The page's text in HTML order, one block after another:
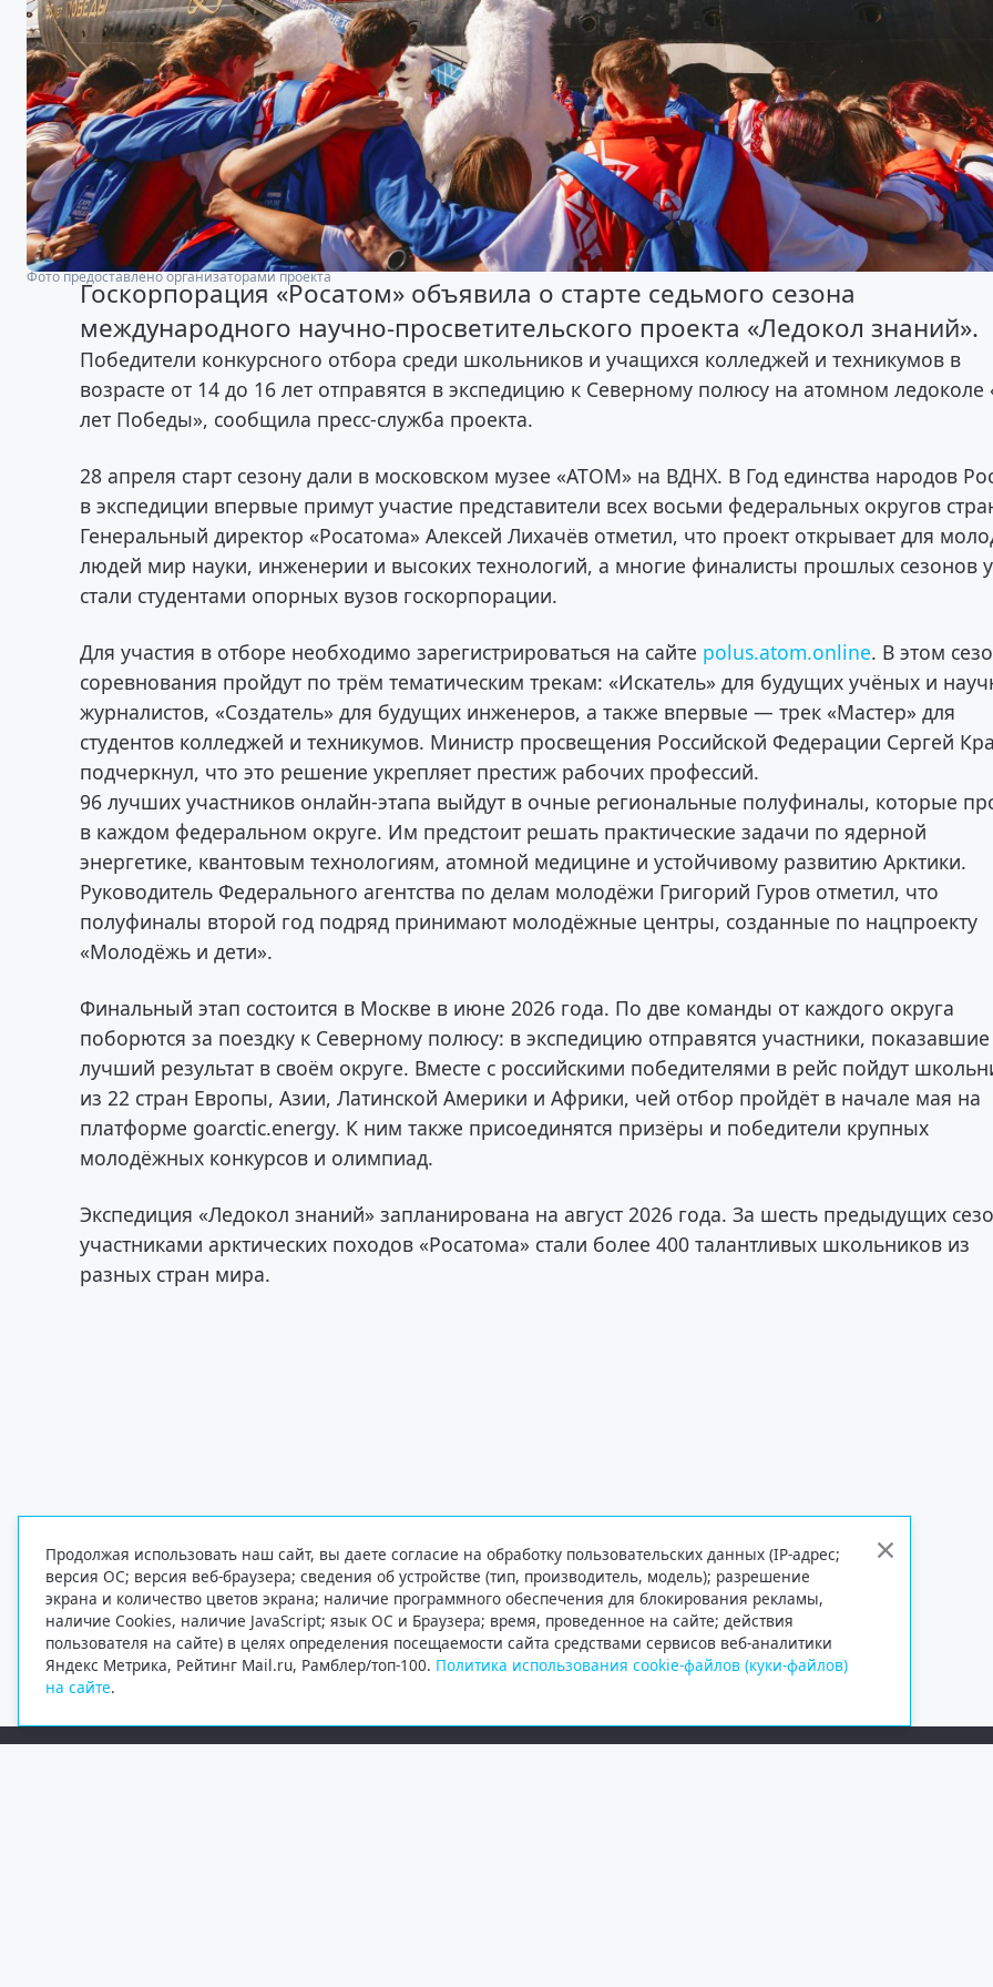
Фото предоставлено организаторами проекта
Госкорпорация «Росатом» объявила о старте седьмого сезона
международного научно-просветительского проекта «Ледокол знаний».
Победители конкурсного отбора среди школьников и учащихся колледжей и техникумов в
возрасте от 14 до 16 лет отправятся в экспедицию к Северному полюсу на атомном ледоколе
лет Победы», сообщила пресс-служба проекта.
28 апреля старт сезону дали в московском музее «АТОМ» на ВДНХ. В Год единства народов
в экспедиции впервые примут участие представители всех восьми федеральных округов
Генеральный директор «Росатома» Алексей Лихачёв отметил, что проект открывает для
людей мир науки, инженерии и высоких технологий, а многие финалисты прошлых сезонов
стали студентами опорных вузов госкорпорации.
Для участия в отборе необходимо зарегистрироваться на сайте polus.atom.online. В этом
соревнования пройдут по трём тематическим трекам: «Искатель» для будущих учёных и
журналистов, «Создатель» для будущих инженеров, а также впервые — трек «Мастер» для
студентов колледжей и техникумов. Министр просвещения Российской Федерации Сергей
подчеркнул, что это решение укрепляет престиж рабочих профессий.
96 лучших участников онлайн-этапа выйдут в очные региональные полуфиналы, которые
в каждом федеральном округе. Им предстоит решать практические задачи по ядерной
энергетике, квантовым технологиям, атомной медицине и устойчивому развитию Арктики.
Руководитель Федерального агентства по делам молодёжи Григорий Гуров отметил, что
полуфиналы второй год подряд принимают молодёжные центры, созданные по нацпроекту
«Молодёжь и дети».
Финальный этап состоится в Москве в июне 2026 года. По две команды от каждого округа
поборются за поездку к Северному полюсу: в экспедицию отправятся участники, показавшие
лучший результат в своём округе. Вместе с российскими победителями в рейс пойдут
из 22 стран Европы, Азии, Латинской Америки и Африки, чей отбор пройдёт в начале мая на
платформе goarctic.energy. К ним также присоединятся призёры и победители крупных
молодёжных конкурсов и олимпиад.
Экспедиция «Ледокол знаний» запланирована на август 2026 года. За шесть предыдущих
участниками арктических походов «Росатома» стали более 400 талантливых школьников из
разных стран мира.
Продолжая использовать наш сайт, вы даете согласие на обработку пользовательских данных (IP-адрес;
версия ОС; версия веб-браузера; сведения об устройстве (тип, производитель, модель); разрешение
экрана и количество цветов экрана; наличие программного обеспечения для блокирования рекламы,
наличие Cookies, наличие JavaScript; язык ОС и Браузера; время, проведенное на сайте; действия
пользователя на сайте) в целях определения посещаемости сайта средствами сервисов веб-аналитики
Яндекс Метрика, Рейтинг Mail.ru, Рамблер/топ-100. Политика использования cookie-файлов (куки-файлов)
на сайте.